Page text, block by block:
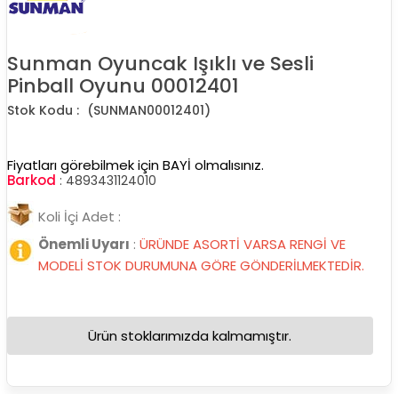
Sunman Oyuncak Işıklı ve Sesli
Pinball Oyunu 00012401
(SUNMAN00012401)
Fiyatları görebilmek için BAYİ olmalısınız.
Barkod : 4893431124010
Koli İçi Adet :
Önemli Uyarı : ÜRÜNDE ASORTİ VARSA RENGİ VE
MODELİ STOK DURUMUNA GÖRE GÖNDERİLMEKTEDİR.
Ürün stoklarımızda kalmamıştır.